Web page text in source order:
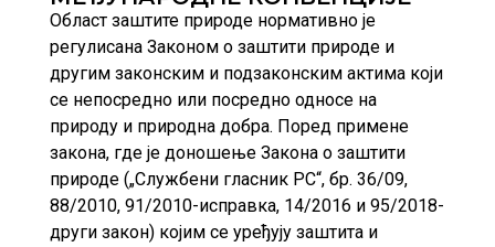
Област заштите природе нормативно је
регулисана Законом о заштити природе и
другим законским и подзаконским актима који
се непосредно или посредно односе на
природу и природна добра. Поред примене
закона, где је доношење Закона о заштити
природе („Службени гласник РС“, бр. 36/09,
88/2010, 91/2010-исправка, 14/2016 и 95/2018-
други закон) којим се уређују заштита и